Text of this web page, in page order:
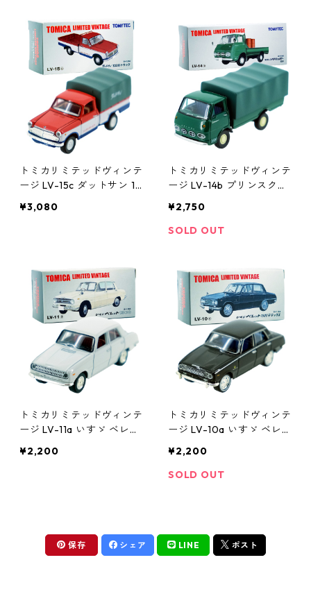
トミカリミテッドヴィンテ
ージ LV-15c ダットサン 12
¥3,080
トミカリミテッドヴィンテ
ージ LV-14b プリンスクリ
¥2,750
SOLD OUT
トミカリミテッドヴィンテ
ージ LV-11a いすゞ ベレッ
¥2,200
トミカリミテッドヴィンテ
ージ LV-10a いすゞ ベレ
0205999
¥2,200
SOLD OUT
保存 シェア LINE ポスト